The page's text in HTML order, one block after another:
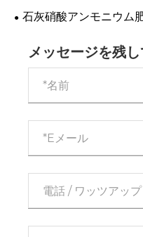
料に不可欠な理由
石灰硝酸アンモニウム
メッセージを残